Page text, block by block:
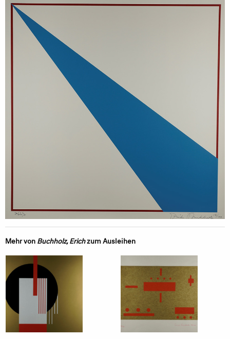
Mehr vonBuchholz, Erichzum Ausleihen